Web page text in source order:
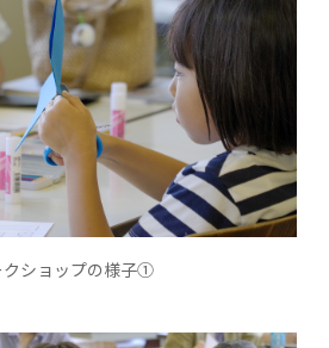
クショップの様子①